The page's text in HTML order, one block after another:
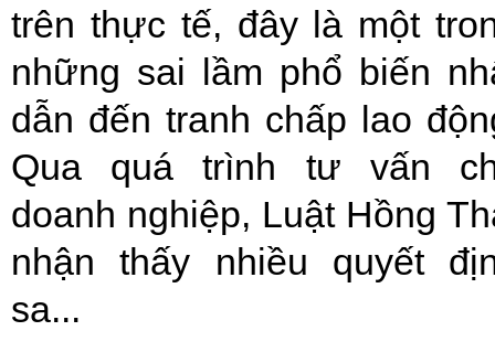
trên thực tế, đây là một
những sai lầm phổ biến
dẫn đến tranh chấp lao
Qua quá trình tư vấn
doanh nghiệp, Luật Hồng
nhận thấy nhiều quyết
sa...